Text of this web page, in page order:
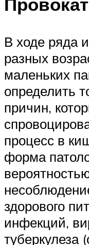
В ходе ряда
разных
маленьких
определить
причин,
процесс в
форма
здорового
инфекций,
туберкулеза